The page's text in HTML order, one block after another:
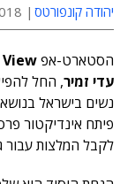
יהודה קונפורטס
הסטארט-אפ
עדי זמיר, החל
נשים בישראל
פיתח אינדיקטור
לקבל המלצות עבור